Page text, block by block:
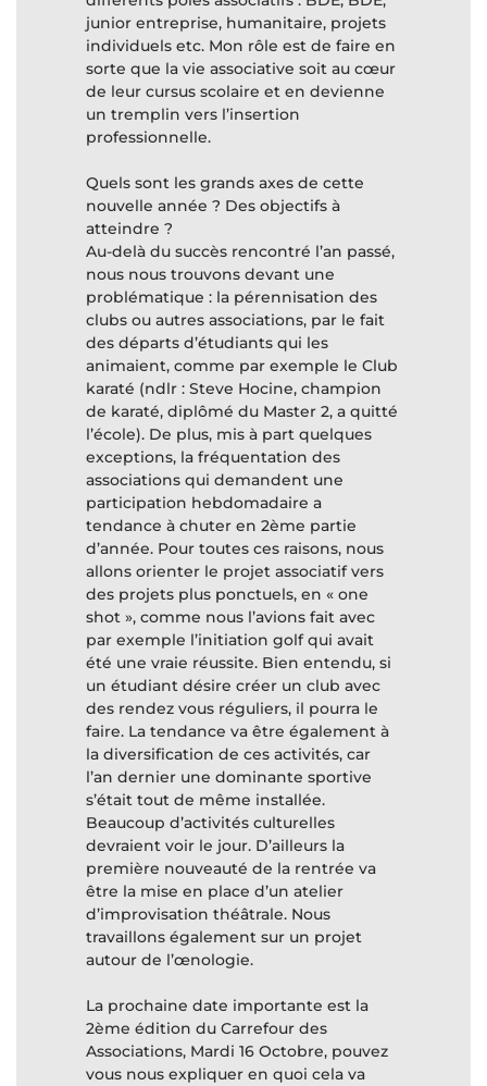
junior entreprise, humanitaire, projets
individuels etc. Mon rôle est de faire en
sorte que la vie associative soit au cœur
de leur cursus scolaire et en devienne
un tremplin vers l’insertion
professionnelle.
Quels sont les grands axes de cette
nouvelle année ? Des objectifs à
atteindre ?
Au-delà du succès rencontré l’an passé,
nous nous trouvons devant une
problématique : la pérennisation des
clubs ou autres associations, par le fait
des départs d’étudiants qui les
animaient, comme par exemple le Club
karaté (ndlr : Steve Hocine, champion
de karaté, diplômé du Master 2, a quitté
l’école). De plus, mis à part quelques
exceptions, la fréquentation des
associations qui demandent une
participation hebdomadaire a
tendance à chuter en 2ème partie
d’année. Pour toutes ces raisons, nous
allons orienter le projet associatif vers
des projets plus ponctuels, en « one
shot », comme nous l’avions fait avec
par exemple l’initiation golf qui avait
été une vraie réussite. Bien entendu, si
un étudiant désire créer un club avec
des rendez vous réguliers, il pourra le
faire. La tendance va être également à
la diversification de ces activités, car
l’an dernier une dominante sportive
s’était tout de même installée.
Beaucoup d’activités culturelles
devraient voir le jour. D’ailleurs la
première nouveauté de la rentrée va
être la mise en place d’un atelier
d’improvisation théâtrale. Nous
travaillons également sur un projet
autour de l’œnologie.
La prochaine date importante est la
2ème édition du Carrefour des
Associations, Mardi 16 Octobre, pouvez
vous nous expliquer en quoi cela va